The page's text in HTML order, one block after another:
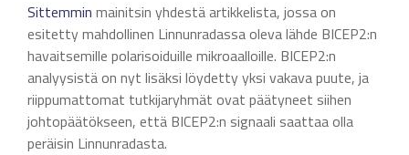
Sittemmin mainitsin yhdestä artikkelista, jossa on
esitetty mahdollinen Linnunradassa oleva lähde BICEP2:n
havaitsemille polarisoiduille mikroaalloille. BICEP2:n
analyysistä on nyt lisäksi löydetty yksi vakava puute, ja
riippumattomat tutkijaryhmät ovat päätyneet siihen
johtopäätökseen, että BICEP2:n signaali saattaa olla
peräisin Linnunradasta.